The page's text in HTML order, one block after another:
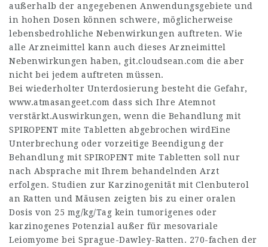
außerhalb der angegebenen Anwendungsgebiete und
in hohen Dosen können schwere, möglicherweise
lebensbedrohliche Nebenwirkungen auftreten. Wie
alle Arzneimittel kann auch dieses Arzneimittel
Nebenwirkungen haben, git.cloudsean.com die aber
nicht bei jedem auftreten müssen.
Bei wiederholter Unterdosierung besteht die Gefahr,
www.atmasangeet.com dass sich Ihre Atemnot
verstärkt.Auswirkungen, wenn die Behandlung mit
SPIROPENT mite Tabletten abgebrochen wirdEine
Unterbrechung oder vorzeitige Beendigung der
Behandlung mit SPIROPENT mite Tabletten soll nur
nach Absprache mit Ihrem behandelnden Arzt
erfolgen. Studien zur Karzinogenität mit Clenbuterol
an Ratten und Mäusen zeigten bis zu einer oralen
Dosis von 25 mg/kg/Tag kein tumorigenes oder
karzinogenes Potenzial außer für mesovariale
Leiomyome bei Sprague-Dawley-Ratten. 270-fachen der